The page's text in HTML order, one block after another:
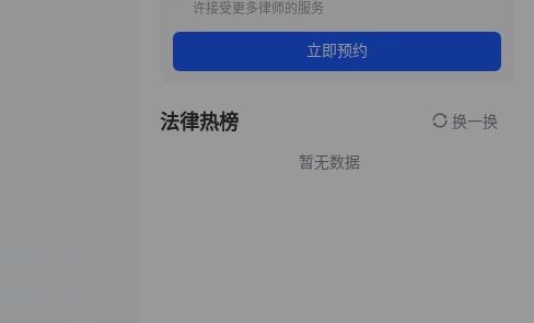
许接受更多律师的服务
立即预约
法律热榜 换一换
暂无数据